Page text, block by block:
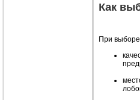
Как
При